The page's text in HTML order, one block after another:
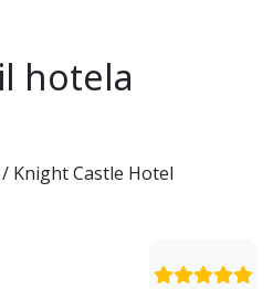
hotela
/ Knight Castle Hotel